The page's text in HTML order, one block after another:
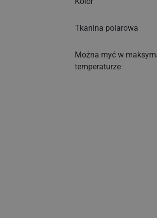
Tkanina polarowa
Można myć w
temperaturze